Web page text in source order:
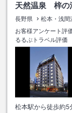
天然温泉 梓の
長野県 松本・浅間
お客様アンケート評
るるぶトラベル評価
松本駅から徒歩約5